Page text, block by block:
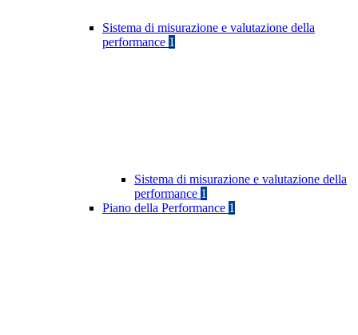
Sistema di misurazione e valutazione della
performance 1
Sistema di misurazione e valutazione della
performance 1
Piano della Performance 1